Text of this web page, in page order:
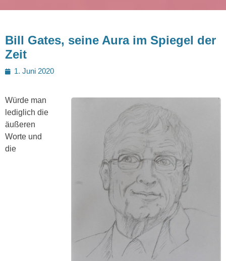
Bill Gates, seine Aura im Spiegel der
Zeit
Posted
1. Juni 2020
Würde man
lediglich die
äußeren
Worte und
die